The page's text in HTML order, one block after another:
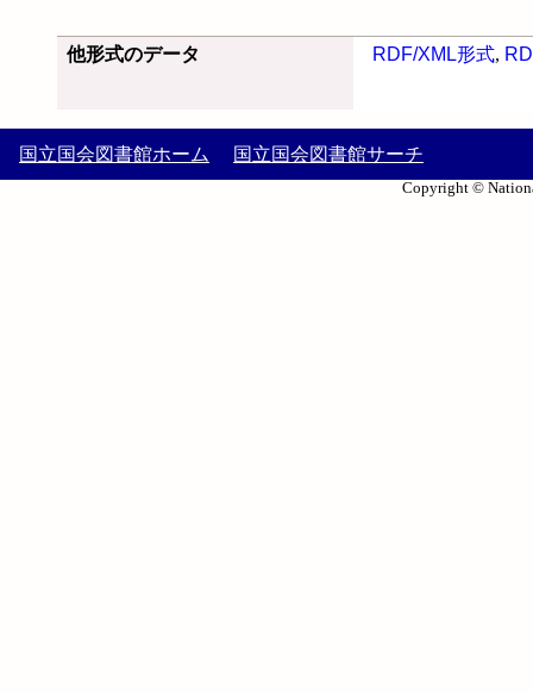
他形式のデータ RDF/XML形式,
国立国会図書館ホーム 国立国会図書館サーチ
Copyright ©